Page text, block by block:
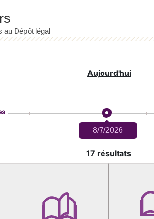
Aujourd'hui
8/7/2026
17 résultats